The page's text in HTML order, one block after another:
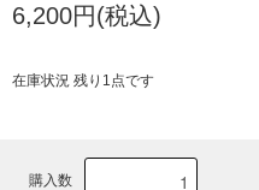
6,200円(税込)
在庫状況 残り1点です
購入数